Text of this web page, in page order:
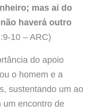
mas ai do
haverá outro
10 – ARC)
do apoio
o homem e a
sustentando um ao
um encontro de